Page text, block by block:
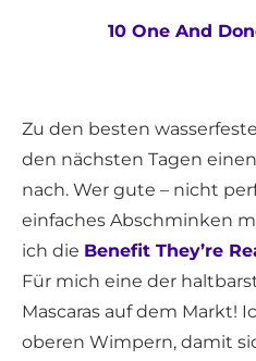
10 One And
Zu den besten
den nächsten Tagen
nach. Wer gute – nicht
einfaches Abschminken
ich die Benefit They’re
Für mich eine der
Mascaras auf dem Markt!
oberen Wimpern, damit